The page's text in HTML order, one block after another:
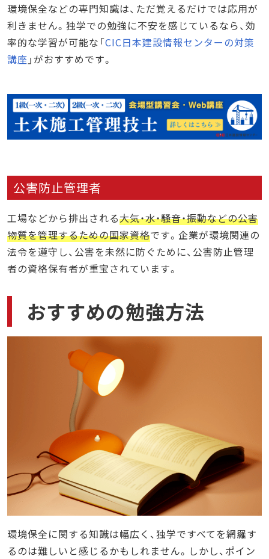
環境保全などの専門知識は、ただ覚えるだけでは応用が
利きません。独学での勉強に不安を感じているなら、効
率的な学習が可能な「CIC日本建設情報センターの対策
講座 」がおすすめです。
公害防止管理者
工場などから排出される大気・水・騒音・振動などの公害
物質を管理するための国家資格です。企業が環境関連の
法令を遵守し、公害を未然に防ぐために、公害防止管理
者の資格保有者が重宝されています。
おすすめの勉強方法
環境保全に関する知識は幅広く、独学ですべてを網羅す
るのは難しいと感じるかもしれません。しかし、ポイン